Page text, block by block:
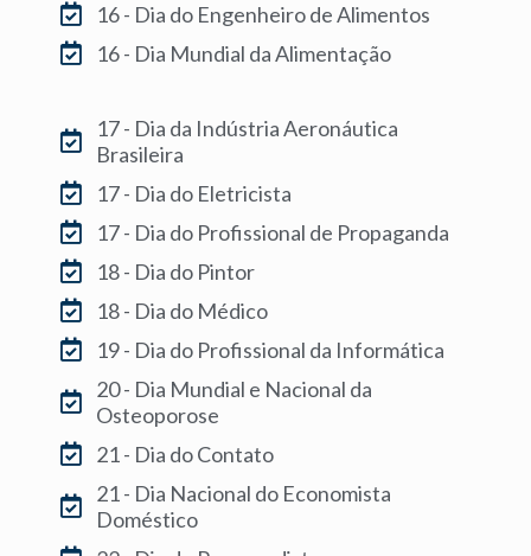
16 - Dia do Engenheiro de Alimentos
16 - Dia Mundial da Alimentação
17 - Dia da Indústria Aeronáutica
Brasileira
17 - Dia do Eletricista
17 - Dia do Profissional de Propaganda
18 - Dia do Pintor
18 - Dia do Médico
19 - Dia do Profissional da Informática
20 - Dia Mundial e Nacional da
Osteoporose
21 - Dia do Contato
21 - Dia Nacional do Economista
Doméstico